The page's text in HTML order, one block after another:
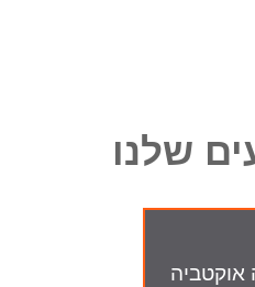
שלנו
אוקטביה